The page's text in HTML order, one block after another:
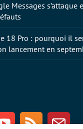
Youtube RSS
Messages s’attaque
18 Pro : pourquoi il
lancement en